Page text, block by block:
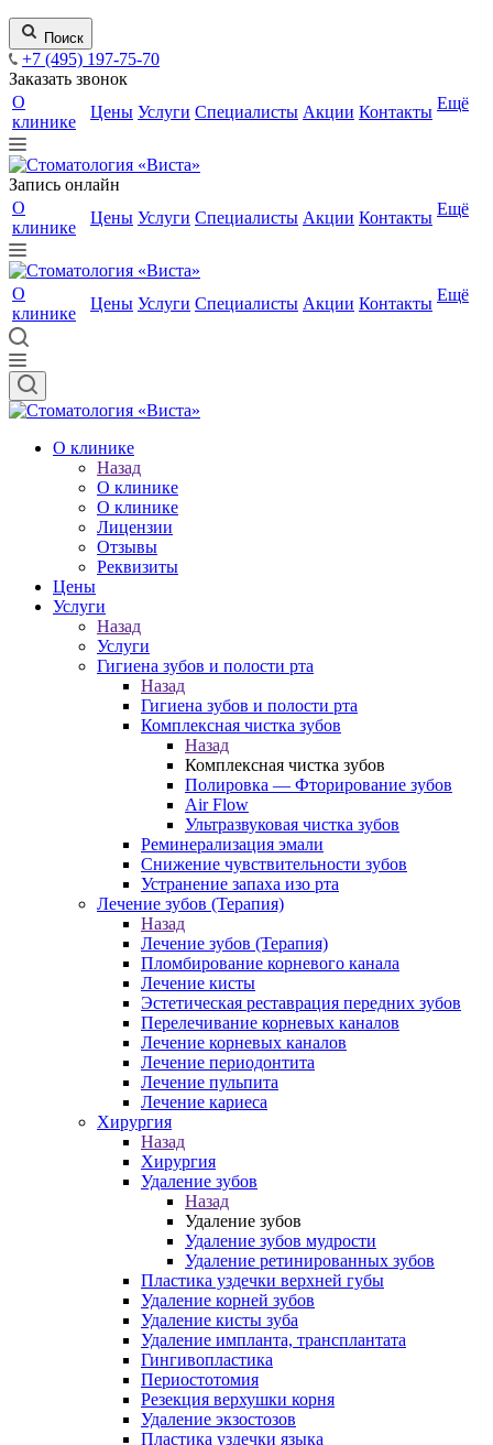
Поиск
+7 (495) 197-75-70
Заказать звонок
О
клинике
Цены Услуги Специалисты Акции Контакты Ещё
Запись онлайн
О
клинике
Цены Услуги Специалисты Акции Контакты Ещё
О
клинике
Цены Услуги Специалисты Акции Контакты Ещё
О клинике
Назад
О клинике
О клинике
Лицензии
Отзывы
Реквизиты
Цены
Услуги
Назад
Услуги
Гигиена зубов и полости рта
Назад
Гигиена зубов и полости рта
Комплексная чистка зубов
Назад
Комплексная чистка зубов
Полировка — Фторирование зубов
Air Flow
Ультразвуковая чистка зубов
Реминерализация эмали
Снижение чувствительности зубов
Устранение запаха изо рта
Лечение зубов (Терапия)
Назад
Лечение зубов (Терапия)
Пломбирование корневого канала
Лечение кисты
Эстетическая реставрация передних зубов
Перелечивание корневых каналов
Лечение корневых каналов
Лечение периодонтита
Лечение пульпита
Лечение кариеса
Хирургия
Назад
Хирургия
Удаление зубов
Назад
Удаление зубов
Удаление зубов мудрости
Удаление ретинированных зубов
Пластика уздечки верхней губы
Удаление корней зубов
Удаление кисты зуба
Удаление импланта, трансплантата
Гингивопластика
Периостотомия
Резекция верхушки корня
Удаление экзостозов
Пластика уздечки языка